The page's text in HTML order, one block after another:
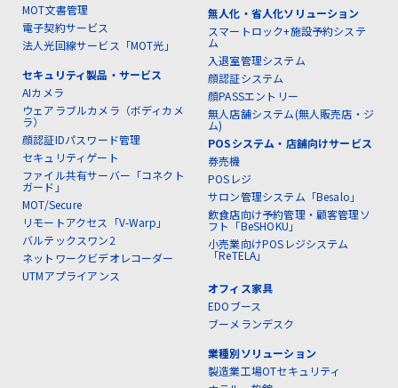
MOT文書管理
電子契約サービス
法人光回線サービス「MOT光」
セキュリティ製品・サービス
AIカメラ
ウェアラブルカメラ（ボディカメ
ラ）
顔認証IDパスワード管理
セキュリティゲート
ファイル共有サーバー「コネクト
ガード」
MOT/Secure
リモートアクセス「V-Warp」
バルテックスワン2
ネットワークビデオレコーダー
UTMアプライアンス
無人化・省人化ソリューション
スマートロック+施設予約システ
ム
入退室管理システム
顔認証システム
顔PASSエントリー
無人店舗システム(無人販売店・ジ
ム)
POSシステム・店舗向けサービス
券売機
POSレジ
サロン管理システム「Besalo」
飲食店向け予約管理・顧客管理ソ
フト「BeSHOKU」
小売業向けPOSレジシステム
「ReTELA」
オフィス家具
EDOブース
ブーメランデスク
業種別ソリューション
製造業工場OTセキュリティ